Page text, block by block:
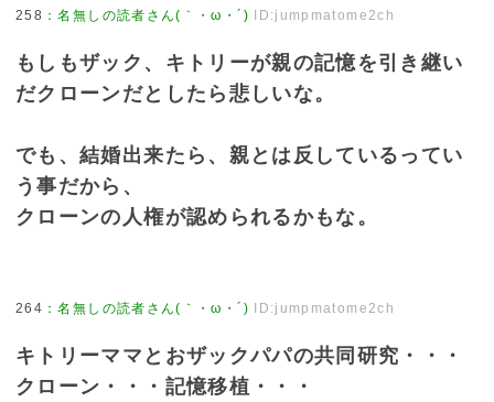
258 ：名無しの読者さん(｀・ω・´) ID:jumpmatome2ch
もしもザック、キトリーが親の記憶を引き継い
だクローンだとしたら悲しいな。
でも、結婚出来たら、親とは反しているってい
う事だから、
クローンの人権が認められるかもな。
264 ：名無しの読者さん(｀・ω・´) ID:jumpmatome2ch
キトリーママとおザックパパの共同研究・・・
クローン・・・記憶移植・・・